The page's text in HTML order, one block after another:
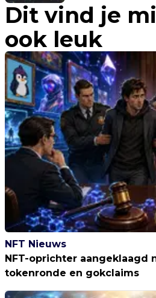
Dit vind je
ook leuk
NFT Nieuws
NFT-oprichter aangeklaagd
tokenronde en gokclaims